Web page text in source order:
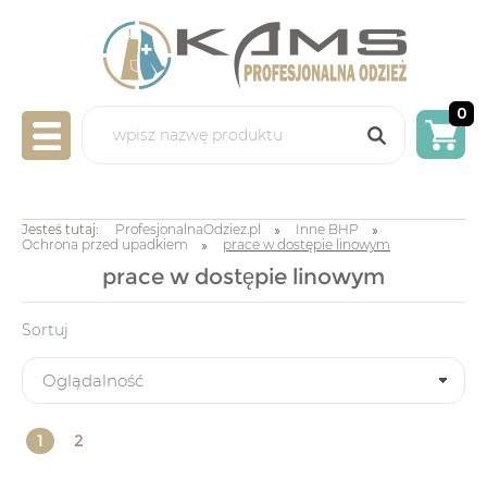
0
GASTRONOMICZNA
MEDYCZNA
ART. JEDNORAZOWE
INNE BHP
OKAZJE/PROMOCJE
Jesteś tutaj: ProfesjonalnaOdziez.pl
Inne BHP
Ochrona przed upadkiem
prace w dostępie linowym
prace w dostępie linowym
Sortuj
1 2